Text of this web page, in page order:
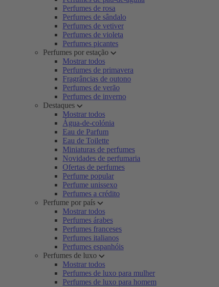
Perfumes de rosa
Perfumes de sândalo
Perfumes de vetiver
Perfumes de violeta
Perfumes picantes
Perfumes por estação
Mostrar todos
Perfumes de primavera
Fragrâncias de outono
Perfumes de verão
Perfumes de inverno
Destaques
Mostrar todos
Água-de-colónia
Eau de Parfum
Eau de Toilette
Miniaturas de perfumes
Novidades de perfumaria
Ofertas de perfumes
Perfume popular
Perfume unissexo
Perfumes a crédito
Perfume por país
Mostrar todos
Perfumes árabes
Perfumes franceses
Perfumes italianos
Perfumes espanhóis
Perfumes de luxo
Mostrar todos
Perfumes de luxo para mulher
Perfumes de luxo para homem